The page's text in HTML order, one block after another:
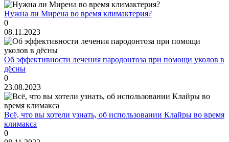
Нужна ли Мирена во время климактерия?
0
08.11.2023
Об эффективности лечения пародонтоза при помощи уколов в
дёсны
0
23.08.2023
Всё, что вы хотели узнать, об использовании Клайры во время
климакса
0